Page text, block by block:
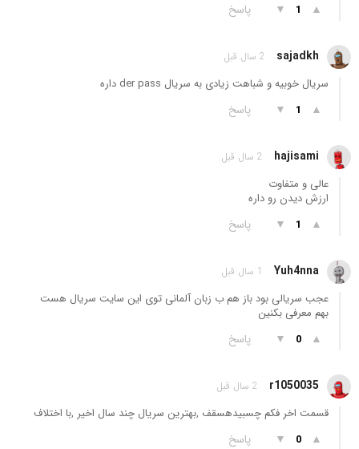
▲
1
▼ پاسخ
sajadkh 2 سال قبل
سریال خوبیه و شباهت زیادی به سریال der pass داره
▲
1
▼ پاسخ
hajisami 2 سال قبل
عالی و متفاوت
ارزش دیدن رو داره
▲
1
▼ پاسخ
Yuh4nna 1 سال قبل
عجب سریالی بود باز هم ب زبان آلمانی توی این سایت سریال هست
بهم معرفی بکنین
▲
0
▼ پاسخ
r1050035 2 سال قبل
قسمت اخر فکم چسبیدهسقف ,بهترین سریال چند سال اخیر ,با اختلاف
▲
0
▼ پاسخ